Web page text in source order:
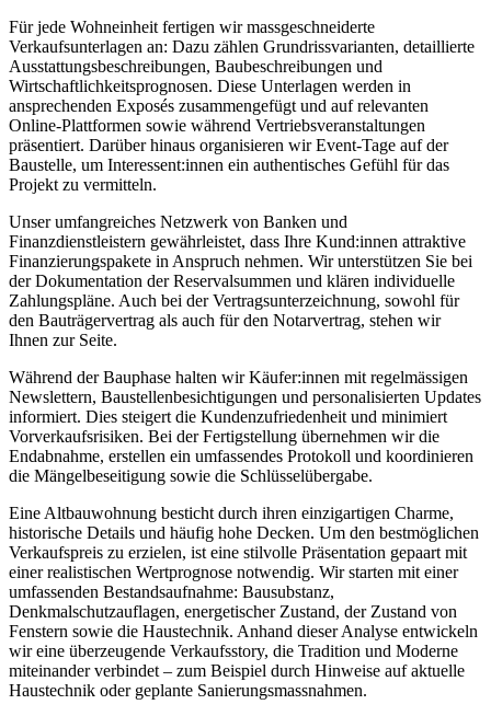
Für jede Wohneinheit fertigen wir massgeschneiderte
Verkaufsunterlagen an: Dazu zählen Grundrissvarianten, detaillierte
Ausstattungsbeschreibungen, Baubeschreibungen und
Wirtschaftlichkeitsprognosen. Diese Unterlagen werden in
ansprechenden Exposés zusammengefügt und auf relevanten
Online-Plattformen sowie während Vertriebsveranstaltungen
präsentiert. Darüber hinaus organisieren wir Event-Tage auf der
Baustelle, um Interessent:innen ein authentisches Gefühl für das
Projekt zu vermitteln.
Unser umfangreiches Netzwerk von Banken und
Finanzdienstleistern gewährleistet, dass Ihre Kund:innen attraktive
Finanzierungspakete in Anspruch nehmen. Wir unterstützen Sie bei
der Dokumentation der Reservalsummen und klären individuelle
Zahlungspläne. Auch bei der Vertragsunterzeichnung, sowohl für
den Bauträgervertrag als auch für den Notarvertrag, stehen wir
Ihnen zur Seite.
Während der Bauphase halten wir Käufer:innen mit regelmässigen
Newslettern, Baustellenbesichtigungen und personalisierten Updates
informiert. Dies steigert die Kundenzufriedenheit und minimiert
Vorverkaufsrisiken. Bei der Fertigstellung übernehmen wir die
Endabnahme, erstellen ein umfassendes Protokoll und koordinieren
die Mängelbeseitigung sowie die Schlüsselübergabe.
Eine Altbauwohnung besticht durch ihren einzigartigen Charme,
historische Details und häufig hohe Decken. Um den bestmöglichen
Verkaufspreis zu erzielen, ist eine stilvolle Präsentation gepaart mit
einer realistischen Wertprognose notwendig. Wir starten mit einer
umfassenden Bestandsaufnahme: Bausubstanz,
Denkmalschutzauflagen, energetischer Zustand, der Zustand von
Fenstern sowie die Haustechnik. Anhand dieser Analyse entwickeln
wir eine überzeugende Verkaufsstory, die Tradition und Moderne
miteinander verbindet – zum Beispiel durch Hinweise auf aktuelle
Haustechnik oder geplante Sanierungsmassnahmen.